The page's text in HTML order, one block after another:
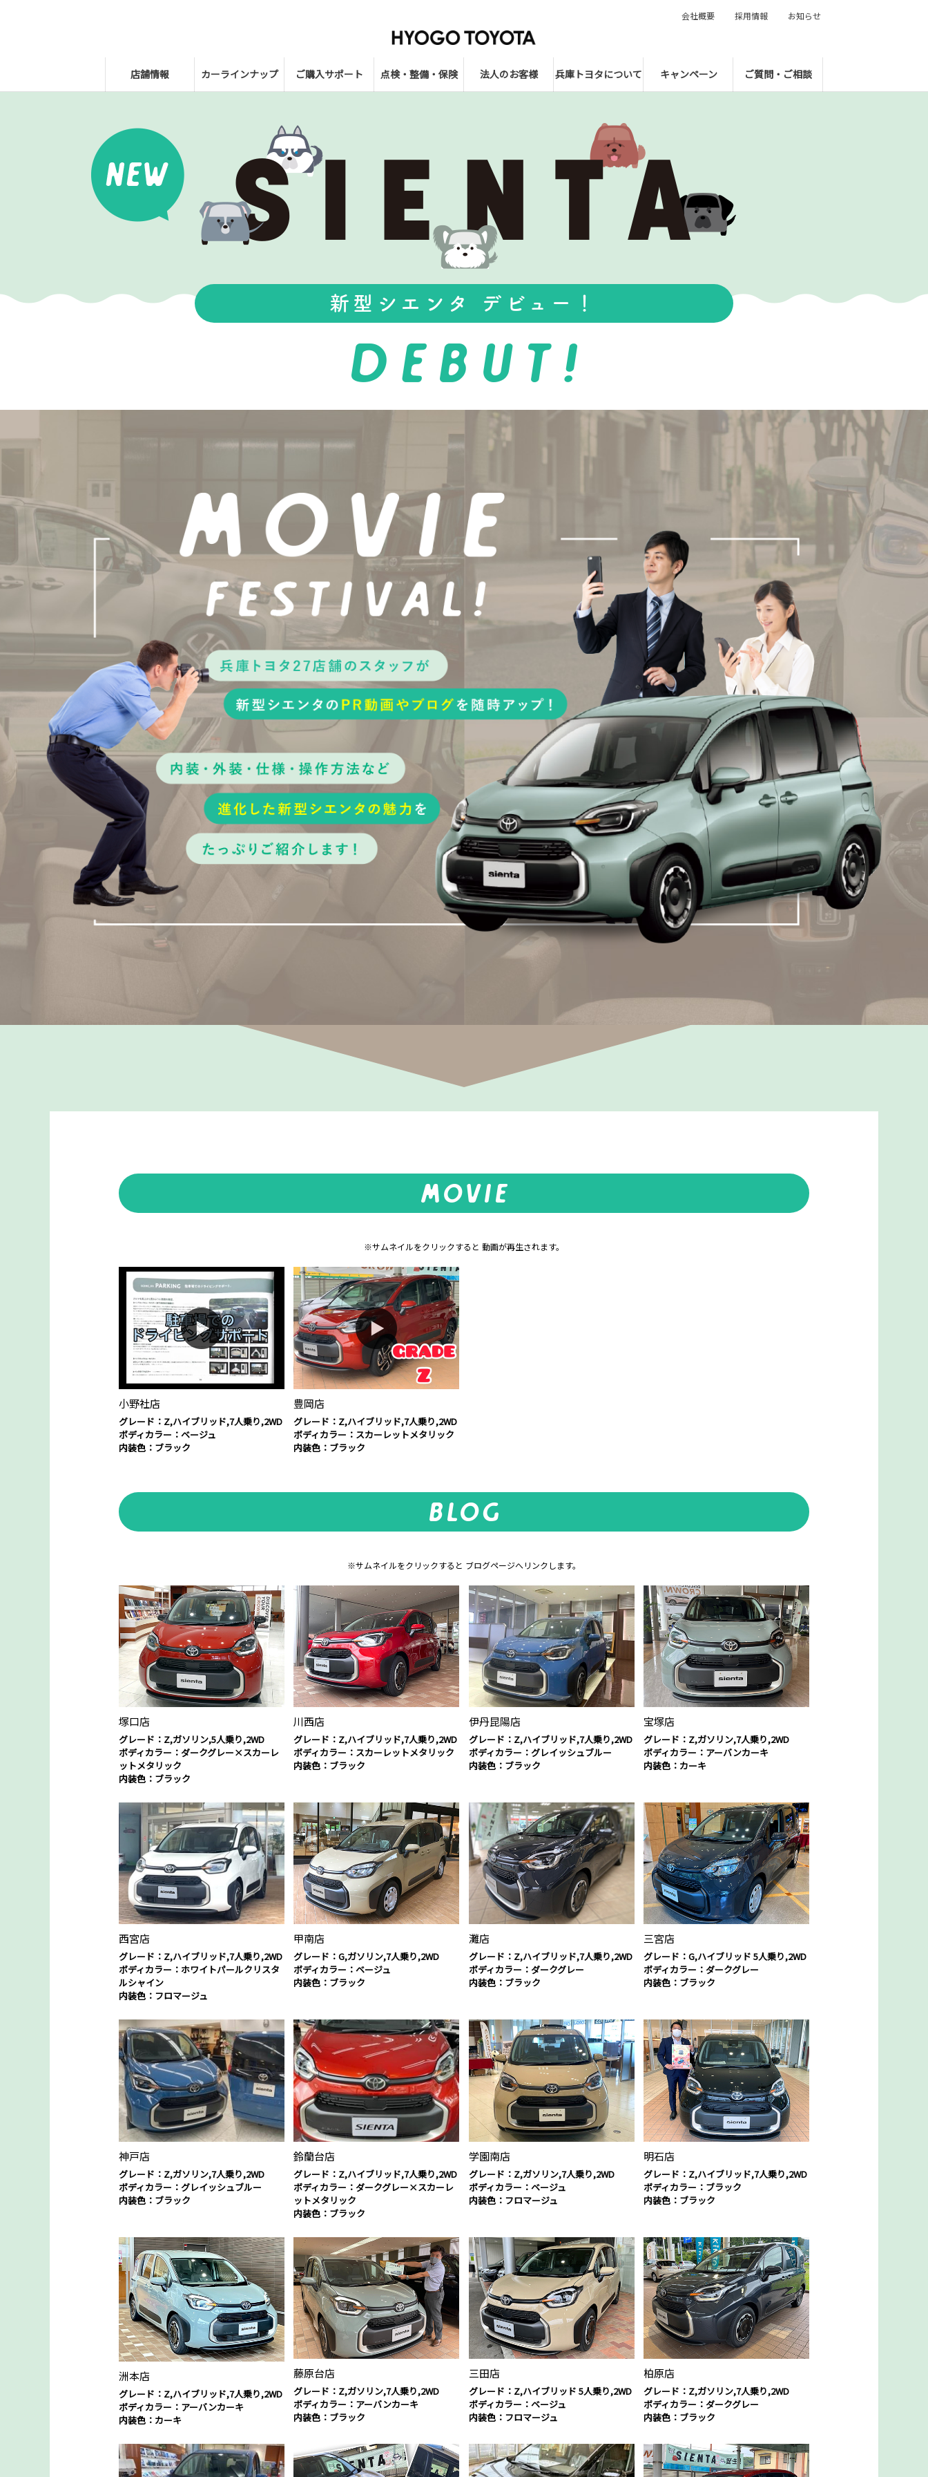
店舗情報 カーラインナップ ご購入サポート 点検・整備・保険 法人のお客様 兵庫トヨタについて キャンペーン ご質問・ご相談
会社概要 採用情報 お知らせ
新型シエンタ デビュー！
※サムネイルをクリックすると 動画が再生されます。
小野社店
グレード：Z,ハイブリッド,7人乗り,2WD
ボディカラー：ベージュ
内装色：ブラック
豊岡店
グレード：Z,ハイブリッド,7人乗り,2WD
ボディカラー：スカーレットメタリック
内装色：ブラック
※サムネイルをクリックすると ブログページへリンクします。
塚口店
グレード：Z,ガソリン,5人乗り,2WD
ボディカラー：ダークグレー×スカーレ
ットメタリック
内装色：ブラック
川西店
グレード：Z,ハイブリッド,7人乗り,2WD
ボディカラー：スカーレットメタリック
内装色：ブラック
伊丹昆陽店
グレード：Z,ハイブリッド,7人乗り,2WD
ボディカラー：グレイッシュブルー
内装色：ブラック
宝塚店
グレード：Z,ガソリン,7人乗り,2WD
ボディカラー：アーバンカーキ
内装色：カーキ
西宮店
グレード：Z,ハイブリッド,7人乗り,2WD
ボディカラー：ホワイトパールクリスタ
ルシャイン
内装色：フロマージュ
甲南店
グレード：G,ガソリン,7人乗り,2WD
ボディカラー：ベージュ
内装色：ブラック
灘店
グレード：Z,ハイブリッド,7人乗り,2WD
ボディカラー：ダークグレー
内装色：ブラック
三宮店
グレード：G,ハイブリッド 5人乗り,2WD
ボディカラー：ダークグレー
内装色：ブラック
神戸店
グレード：Z,ガソリン,7人乗り,2WD
ボディカラー：グレイッシュブルー
内装色：ブラック
鈴蘭台店
グレード：Z,ハイブリッド,7人乗り,2WD
ボディカラー：ダークグレー×スカーレ
ットメタリック
内装色：ブラック
学園南店
グレード：Z,ガソリン,7人乗り,2WD
ボディカラー：ベージュ
内装色：フロマージュ
明石店
グレード：Z,ハイブリッド,7人乗り,2WD
ボディカラー：ブラック
内装色：ブラック
洲本店
グレード：Z,ハイブリッド,7人乗り,2WD
ボディカラー：アーバンカーキ
内装色：カーキ
藤原台店
グレード：Z,ガソリン,7人乗り,2WD
ボディカラー：アーバンカーキ
内装色：ブラック
三田店
グレード：Z,ハイブリッド 5人乗り,2WD
ボディカラー：ベージュ
内装色：フロマージュ
柏原店
グレード：Z,ガソリン,7人乗り,2WD
ボディカラー：ダークグレー
内装色：ブラック